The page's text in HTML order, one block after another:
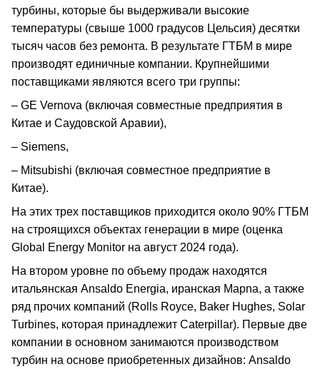
турбины, которые бы выдерживали высокие
температуры (свыше 1000 градусов Цельсия) десятки
тысяч часов без ремонта. В результате ГТБМ в мире
производят единичные компании. Крупнейшими
поставщиками являются всего три группы:
– GE Vernova (включая совместные предприятия в
Китае и Саудовской Аравии),
– Siemens,
– Mitsubishi (включая совместное предприятие в
Китае).
На этих трех поставщиков приходится около 90% ГТБМ
на строящихся объектах генерации в мире (оценка
Global Energy Monitor на август 2024 года).
На втором уровне по объему продаж находятся
итальянская Ansaldo Energia, иранская Mapna, а также
ряд прочих компаний (Rolls Royce, Baker Hughes, Solar
Turbines, которая принадлежит Caterpillar). Первые две
компании в основном занимаются производством
турбин на основе приобретенных дизайнов: Ansaldo